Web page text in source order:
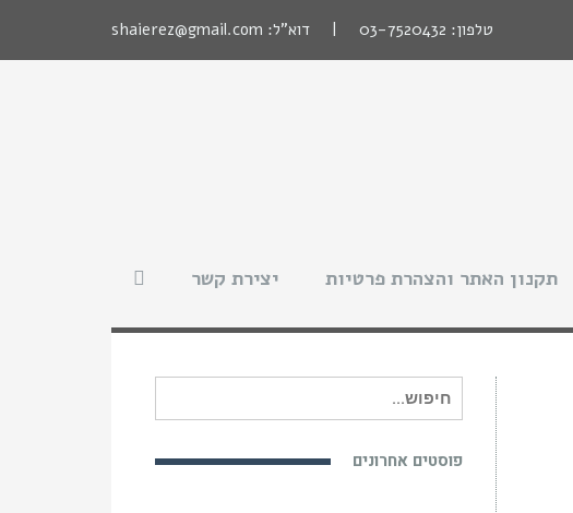
טלפון: 03-7520432 | דוא"ל: shaierez@gmail.com
תקנון האתר והצהרת פרטיות יצירת קשר
עבור:
פוסטים אחרונים